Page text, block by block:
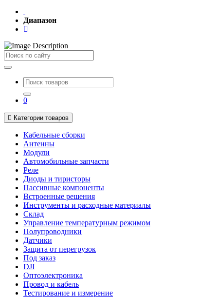
Диапазон
Поиск
0
Категории товаров
Кабельные сборки
Антенны
Модули
Автомобильные запчасти
Реле
Диоды и тиристоры
Пассивные компоненты
Встроенные решения
Инструменты и расходные материалы
Склад
Управление температурным режимом
Полупроводники
Датчики
Защита от перегрузок
Под заказ
DJI
Оптоэлектроника
Провод и кабель
Тестирование и измерение